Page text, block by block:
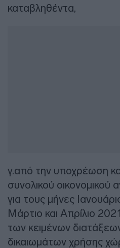
καταβληθέντα,
γ.από την υποχρέωση
συνολικού οικονομικού
για τους μήνες
Μάρτιο και Απρίλιο
των κειμένων
δικαιωμάτων χρήσης